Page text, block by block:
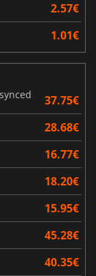
2.57€
1.01€
37.75€
28.68€
16.77€
18.20€
15.95€
45.28€
40.35€